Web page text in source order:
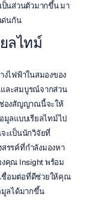
ป็นส่วนตัวมากขึ้น มา
ด่นกัน
ลไทม์
งไฟฟ้าในสมองของ
และสมบูรณ์จากส่วน
ช่องสัญญาณนี้จะให้
ลแบบเรียลไทม์ไป
ะเป็นนักวิจัยที่
รรค์ที่กำลังมองหา
คุณ Insight พร้อม
ชื่อมต่อที่ดีช่วยให้คุณ
มูลได้มากขึ้น